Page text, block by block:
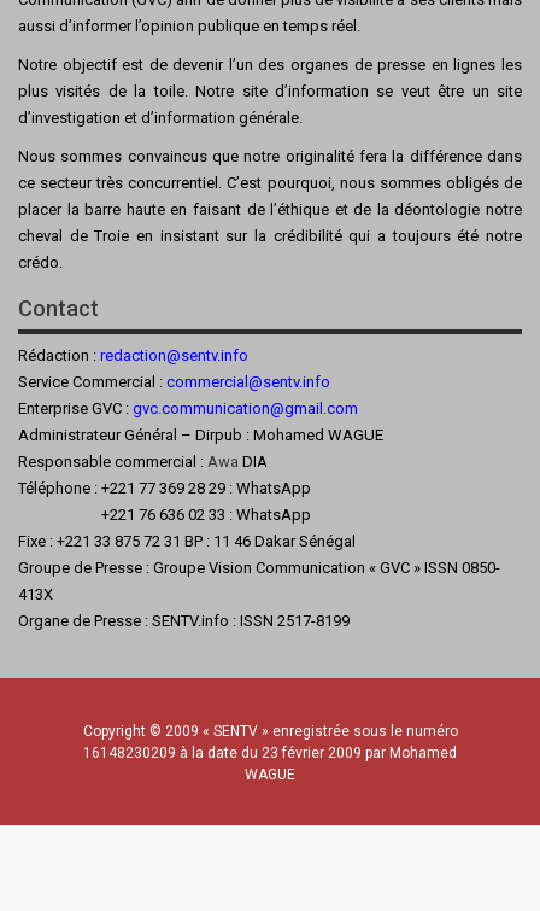
aussi d’informer l’opinion publique en temps réel.
Notre objectif est de devenir l’un des organes de presse en lignes les
plus visités de la toile. Notre site d’information se veut être un site
d’investigation et d’information générale.
Nous sommes convaincus que notre originalité fera la différence dans
ce secteur très concurrentiel. C’est pourquoi, nous sommes obligés de
placer la barre haute en faisant de l’éthique et de la déontologie notre
cheval de Troie en insistant sur la crédibilité qui a toujours été notre
crédo.
Contact
Rédaction : redaction@sentv.info
Service Commercial : commercial@sentv.info
Enterprise GVC : gvc.communication@gmail.com
Administrateur Général – Dirpub : Mohamed WAGUE
Responsable commercial : Awa DIA
Téléphone : +221 77 369 28 29 : WhatsApp
+221 76 636 02 33 : WhatsApp
Fixe : +221 33 875 72 31 BP : 11 46 Dakar Sénégal
Groupe de Presse : Groupe Vision Communication « GVC » ISSN 0850-
413X
Organe de Presse : SENTV.info : ISSN 2517-8199
Copyright © 2009 « SENTV » enregistrée sous le numéro
16148230209 à la date du 23 février 2009 par Mohamed
WAGUE